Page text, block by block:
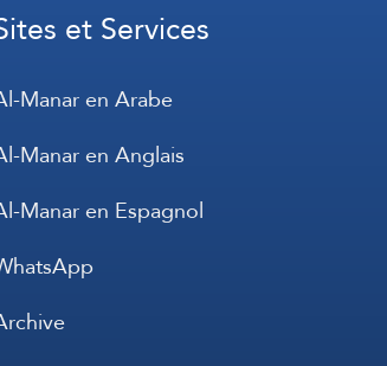
et Services
Manar en Arabe
Manar en Anglais
Manar en Espagnol